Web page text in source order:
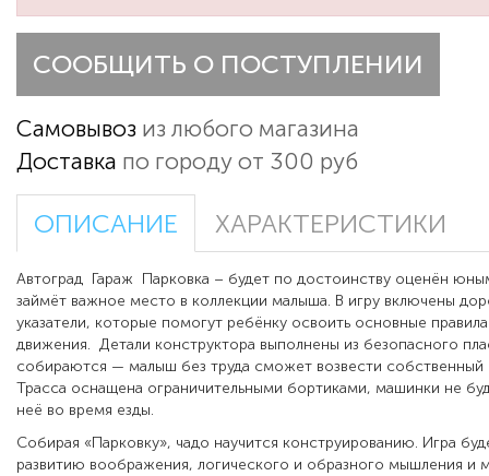
СООБЩИТЬ О ПОСТУПЛЕНИИ
Самовывоз из любого магазина
Доставка по городу от 300 руб
ОПИСАНИЕ ХАРАКТЕРИСТИКИ
Автоград Гараж Парковка – будет по достоинству оценён
займёт важное место в коллекции малыша. В игру включены
указатели, которые помогут ребёнку освоить основные
движения. Детали конструктора выполнены из безопасного
собираются — малыш без труда сможет возвести
Трасса оснащена ограничительными бортиками, машинки не
неё во время езды.
Собирая «Парковку», чадо научится конструированию. Игра
развитию воображения, логического и образного мышления и